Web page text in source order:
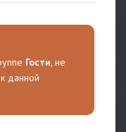
Гости, не
данной